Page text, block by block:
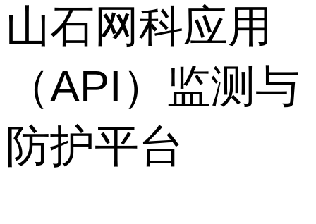
山石网科应用
（API ）监测与
防护平台